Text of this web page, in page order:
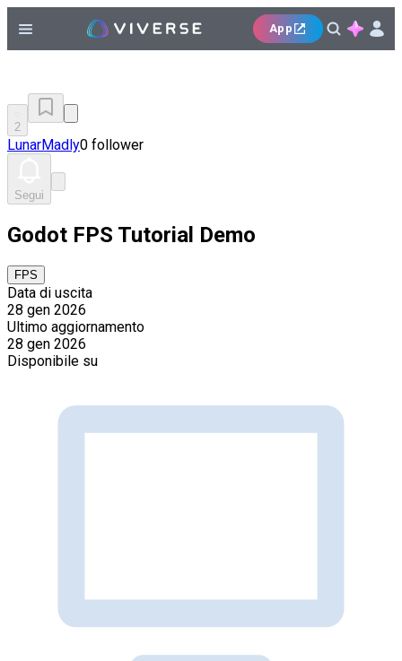
App
2
LunarMadly0 follower
Segui
Godot FPS Tutorial Demo
FPS
Data di uscita
28 gen 2026
Ultimo aggiornamento
28 gen 2026
Disponibile su